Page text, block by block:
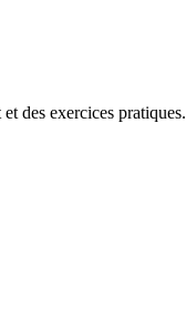
des exercices pratiques.